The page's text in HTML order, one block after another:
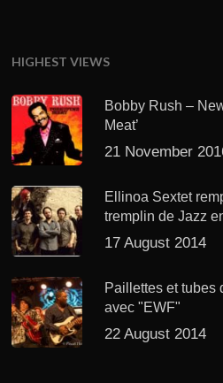
HIGHEST VIEWS
Bobby Rush –
Meat’
21 November
Ellinoa Sextet
tremplin de Jazz
17 August 2014
Paillettes et tubes
avec "EWF"
22 August 2014